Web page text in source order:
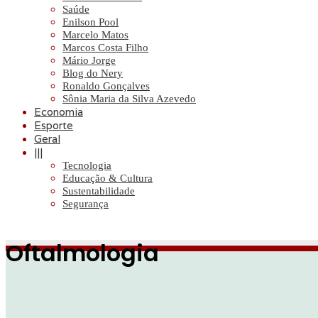
Saúde
Enilson Pool
Marcelo Matos
Marcos Costa Filho
Mário Jorge
Blog do Nery
Ronaldo Gonçalves
Sônia Maria da Silva Azevedo
Economia
Esporte
Geral
|||
Tecnologia
Educação & Cultura
Sustentabilidade
Segurança
Oftalmologia